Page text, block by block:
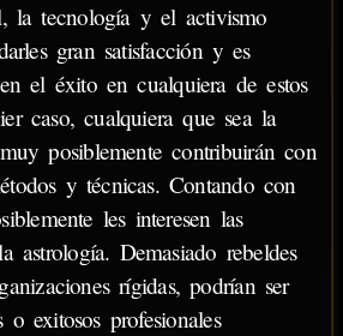
la tecnología y el activismo
gran satisfacción y es
el éxito en cualquiera de estos
caso, cualquiera que sea la
posiblemente contribuirán con
y técnicas. Contando con
les interesen las
astrología. Demasiado rebeldes
rígidas, podrían ser
o exitosos profesionales